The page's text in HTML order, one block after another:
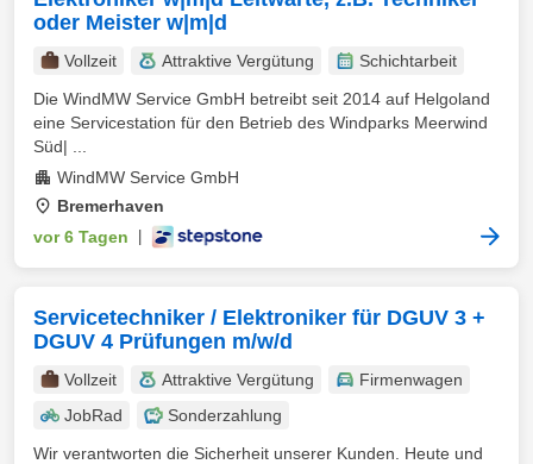
oder Meister w|m|d
Vollzeit Attraktive Vergütung
Schichtarbeit
Die WindMW Service GmbH betreibt seit 2014 auf Helgoland
eine Servicestation für den Betrieb des Windparks Meerwind
Süd| ...
WindMW Service GmbH
Bremerhaven
vor 6 Tagen
Servicetechniker / Elektroniker für DGUV 3 +
DGUV 4 Prüfungen m/w/d
Vollzeit Attraktive Vergütung
Firmenwagen
JobRad
Sonderzahlung
Wir verantworten die Sicherheit unserer Kunden. Heute und